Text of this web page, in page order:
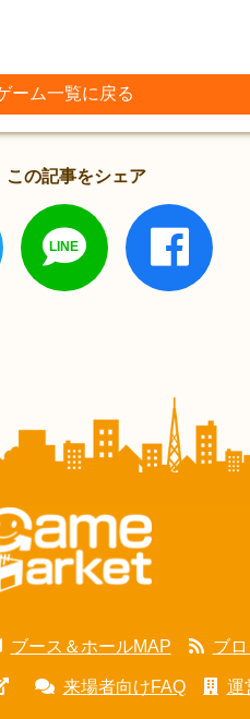
ーム一覧に戻る
この記事をシェア
ブース＆ホールMAP ブ
来場者向けFAQ 運